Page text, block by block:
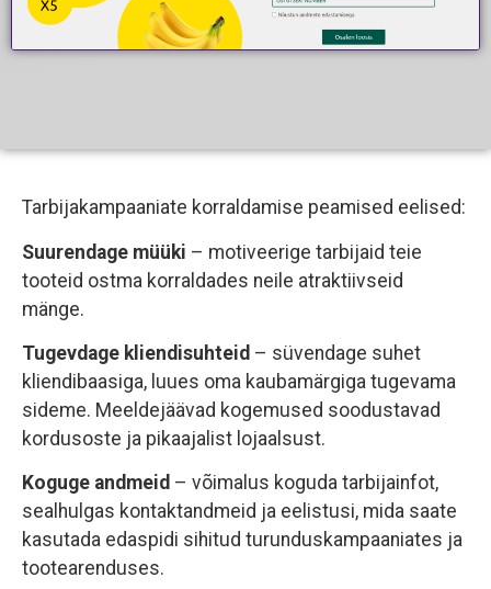
Tarbijakampaaniate korraldamise peamised eelised:
Suurendage müüki – motiveerige tarbijaid teie
tooteid ostma korraldades neile atraktiivseid
mänge.
Tugevdage kliendisuhteid – süvendage suhet
kliendibaasiga, luues oma kaubamärgiga tugevama
sideme. Meeldejäävad kogemused soodustavad
kordusoste ja pikaajalist lojaalsust.
Koguge andmeid – võimalus koguda tarbijainfot,
sealhulgas kontaktandmeid ja eelistusi, mida saate
kasutada edaspidi sihitud turunduskampaaniates ja
tootearenduses.